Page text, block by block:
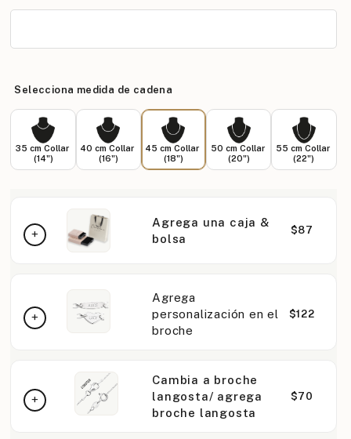
Selecciona medida de cadena
35 cm Collar
(14")
40 cm Collar
(16")
45 cm Collar
(18")
50 cm Collar
(20")
55 cm Collar
(22")
Agrega una caja &
bolsa
$87
Agrega
personalización en el
broche
$122
Cambia a broche
langosta/ agrega
broche langosta
$70